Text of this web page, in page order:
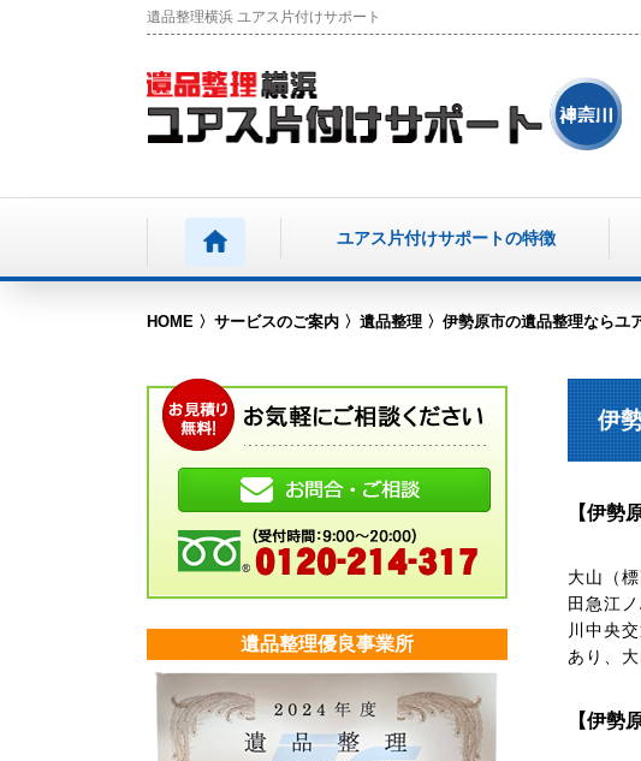
遺品整理横浜 ユアス片付けサポート
ユアス片付けサポートの特徴
HOME サービスのご案内 遺品整理 伊勢原市の遺品整理ならユ
伊
【伊勢
大山（
田急江
川中央
あり、
【伊勢
遺品整理優良事業所